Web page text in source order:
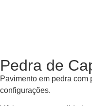
Pedra de
Pavimento em pedra
configurações.